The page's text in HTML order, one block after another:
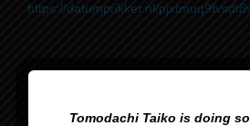
https://datumprikker.nl/
Tomodachi Taiko is doing